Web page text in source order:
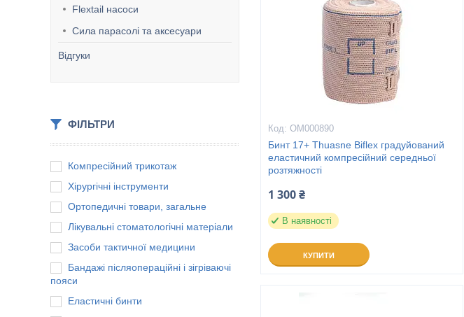
Flextail насоси
Сила парасолі та аксесуари
Відгуки
ФІЛЬТРИ
Компресійний трикотаж
Хірургічні інструменти
Ортопедичні товари, загальне
Лікувальні стоматологічні матеріали
Засоби тактичної медицини
Бандажі післяопераційні і зігріваючі
пояси
Еластичні бинти
ОМ000890
Бинт 17+ Thuasne Biflex градуйований
еластичний компресійний середньої
розтяжності
1 300 ₴
В наявності
КУПИТИ